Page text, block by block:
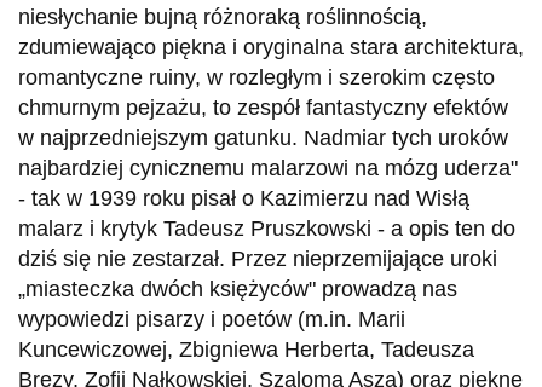
niesłychanie bujną różnoraką roślinnością,
zdumiewająco piękna i oryginalna stara architektura,
romantyczne ruiny, w rozległym i szerokim często
chmurnym pejzażu, to zespół fantastyczny efektów
w najprzedniejszym gatunku. Nadmiar tych uroków
najbardziej cynicznemu malarzowi na mózg uderza"
- tak w 1939 roku pisał o Kazimierzu nad Wisłą
malarz i krytyk Tadeusz Pruszkowski - a opis ten do
dziś się nie zestarzał. Przez nieprzemijające uroki
„miasteczka dwóch księżyców" prowadzą nas
wypowiedzi pisarzy i poetów (m.in. Marii
Kuncewiczowej, Zbigniewa Herberta, Tadeusza
Brezy, Zofii Nałkowskiej, Szaloma Asza) oraz piękne